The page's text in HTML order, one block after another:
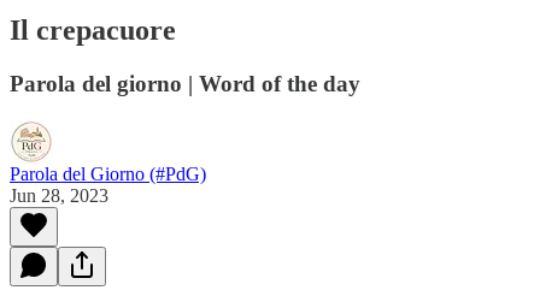
Il crepacuore
Parola del giorno | Word of the day
Parola del Giorno (#PdG)
Jun 28, 2023